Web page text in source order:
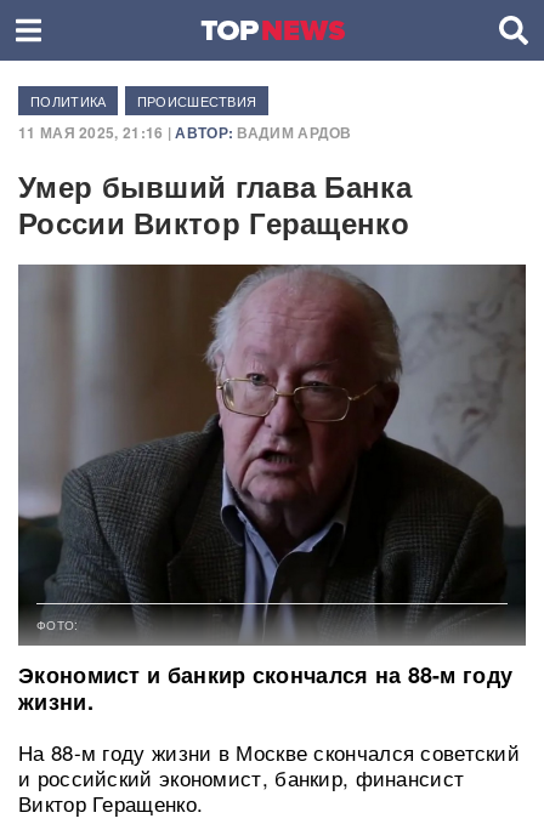
ПОЛИТИКА ПРОИСШЕСТВИЯ
11 МАЯ 2025, 21:16 |АВТОР: ВАДИМ АРДОВ
Умер бывший глава Банка
России Виктор Геращенко
ФОТО:
Экономист и банкир скончался на 88-м году
жизни.
На 88-м году жизни в Москве скончался советский
и российский экономист, банкир, финансист
Виктор Геращенко.